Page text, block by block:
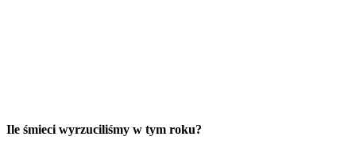
Ile śmieci wyrzuciliśmy w tym roku?